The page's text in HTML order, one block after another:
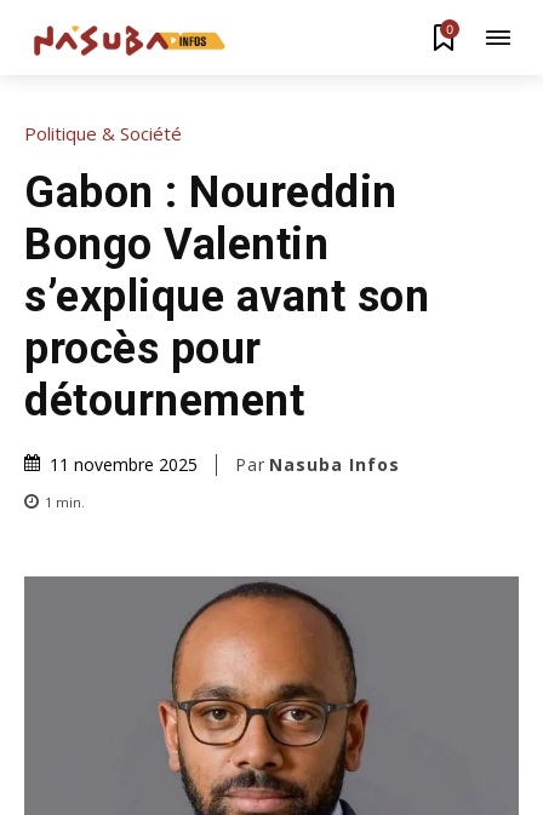
0
Politique & Société
Gabon : Noureddin
Bongo Valentin
s’explique avant son
procès pour
détournement
11 novembre 2025 Par Nasuba Infos
1 min.